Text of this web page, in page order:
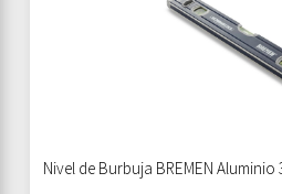
Nivel de Burbuja BREMEN Aluminio